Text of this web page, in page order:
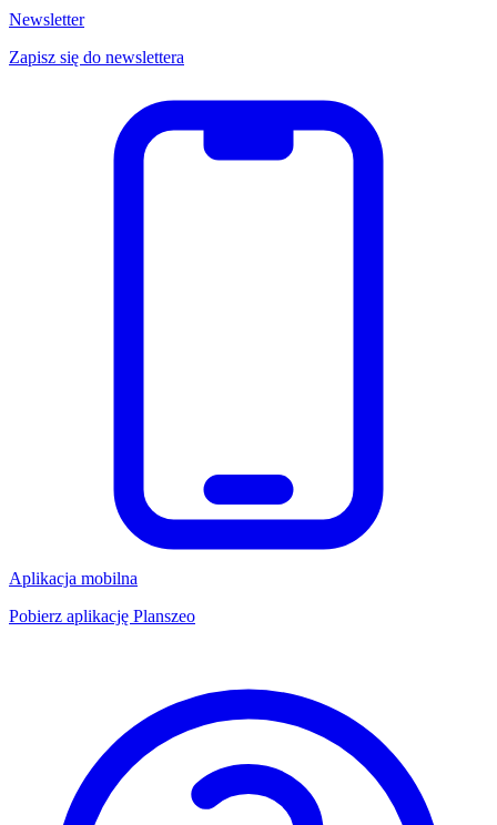
Newsletter
Zapisz się do newslettera
Aplikacja mobilna
Pobierz aplikację Planszeo